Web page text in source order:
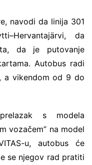
navodi da linija 301
da
da je putovanje
Autobus radi
a vikendom od 9 do
s modela
vozačem” na model
u, autobus će
se njegov rad pratiti